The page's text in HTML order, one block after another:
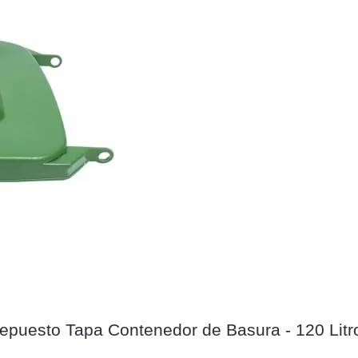
Tapa Contenedor de Basura - 120